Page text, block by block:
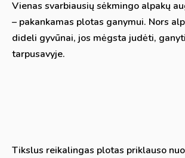
Vienas svarbiausių sėkmingo alpakų
– pakankamas plotas ganymui. Nors
dideli gyvūnai, jos mėgsta judėti,
tarpusavyje.
Tikslus reikalingas plotas priklauso